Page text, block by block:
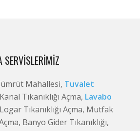
Mahallesi, Tuvalet
Tıkanıklığı Açma, Lavabo
Logar Tıkanıklığı Açma, Mutfak
Banyo Gider Tıkanıklığı,